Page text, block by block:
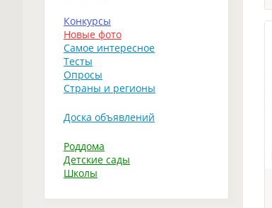
Конкурсы
Новые фото
Самое интересное
Тесты
Опросы
Страны и регионы
Доска объявлений
Роддома
Детские сады
Школы